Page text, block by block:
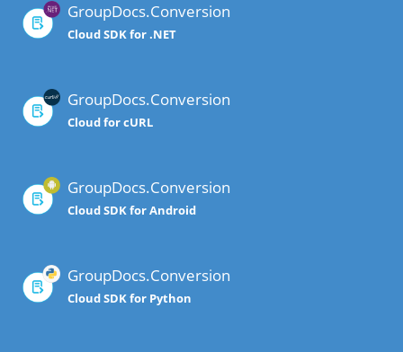
GroupDocs.Conversion
Cloud SDK for .NET
GroupDocs.Conversion
Cloud for cURL
GroupDocs.Conversion
Cloud SDK for Android
GroupDocs.Conversion
Cloud SDK for Python